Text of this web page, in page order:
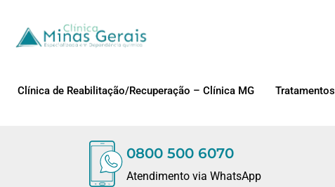
Clínica de Reabilitação/Recuperação – Clínica MG Tratamentos
0800 500 6070
Atendimento via WhatsApp